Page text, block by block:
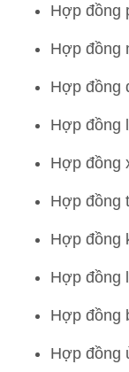
Hợp đồng
Hợp đồng
Hợp đồng
Hợp đồng
Hợp đồng
Hợp đồng
Hợp đồng
Hợp đồng
Hợp đồng
Hợp đồng